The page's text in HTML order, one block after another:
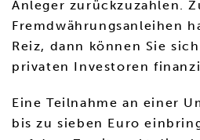
Anleger zurückzuzahlen.
Fremdwährungsanleihen
Reiz, dann können Sie
privaten Investoren
Eine Teilnahme an einer
bis zu sieben Euro